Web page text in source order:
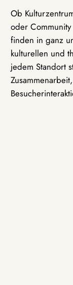
Ob
oder
finden in ganz
kulturellen und
jedem Standort